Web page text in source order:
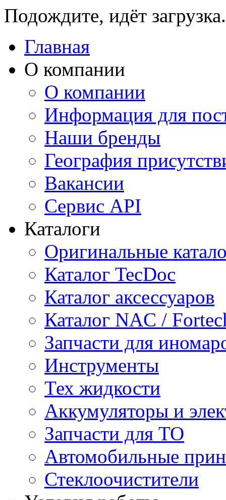
Подождите, идёт
Главная
О компании
О компании
Информация для
Наши бренды
География
Вакансии
Сервис API
Каталоги
Оригинальные
Каталог TecDoc
Каталог аксессуаров
Каталог NAC /
Запчасти для
Инструменты
Тех жидкости
Аккумуляторы и
Запчасти для ТО
Автомобильные
Стеклоочистители